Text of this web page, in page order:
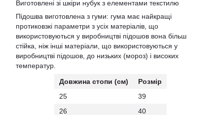
Виготовлені зі шкіри нубук з елементами текстилю
Підошва виготовлена з гуми: гума має найкращі
протиковзкі параметри з усіх матеріалів, що
використовуються у виробництві підошов вона більш
стійка, ніж інші матеріали, що використовуються у
виробництві підошов, до низьких (мороз) і високих
температур.
Довжина стопи (см)
Розмір
25
39
26
40